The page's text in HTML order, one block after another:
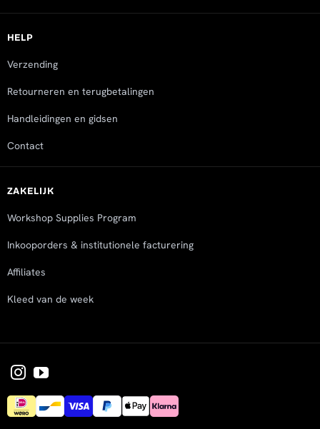
HELP
Verzending
Retourneren en terugbetalingen
Handleidingen en gidsen
Contact
ZAKELIJK
Workshop Supplies Program
Inkooporders & institutionele facturering
Affiliates
Kleed van de week